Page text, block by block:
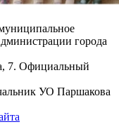
города
7. Официальный
УО Паршакова